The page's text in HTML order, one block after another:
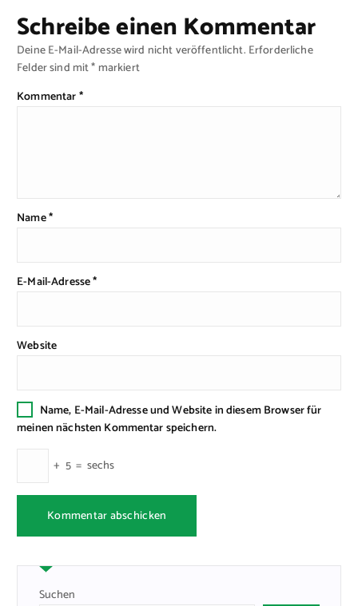
Schreibe einen Kommentar
Deine E-Mail-Adresse wird nicht veröffentlicht. Erforderliche
Felder sind mit*markiert
Kommentar*
Name*
E-Mail-Adresse*
Website
Name, E-Mail-Adresse und Website in diesem Browser für
meinen nächsten Kommentar speichern.
+ 5 = sechs
Suchen